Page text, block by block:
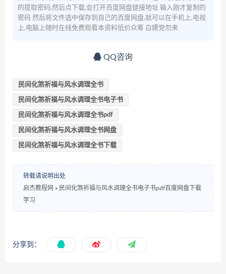
的提取密码,然后点下载,会打开百度网盘链接地址 输入刚才复制的
密码 然后将文件选中保存到自己的百度网盘,就可以在手机上,电视
上,电脑上随时在线免费观看本资料低价众筹 白嫖党勿来
QQ咨询
民间化煞祈福与风水调理全书
民间化煞祈福与风水调理全书电子书
民间化煞祈福与风水调理全书pdf
民间化煞祈福与风水调理全书网盘
民间化煞祈福与风水调理全书下载
转载请说明出处
启杰教程网 » 民间化煞祈福与风水调理全书电子书pdf百度网盘下载
学习
分享到：